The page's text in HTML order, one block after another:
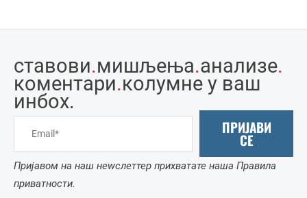
ставови.мишљења.анализе.
коментари.колумне у ваш
инбоx.
ПРИЈАВИ
СЕ
Пријавом на наш неwслеттер прихватате наша Правила
приватности.